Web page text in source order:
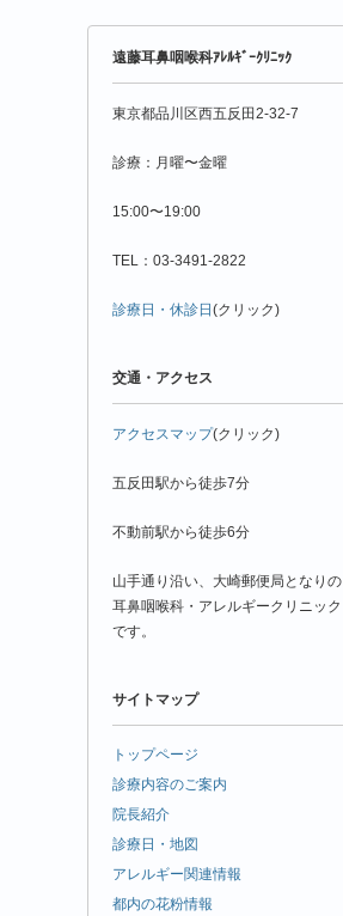
遠藤耳鼻咽喉科ｱﾚﾙｷﾞｰｸﾘﾆｯｸ
東京都品川区西五反田2-32-7
診療：月曜〜金曜
15:00〜19:00
TEL：03-3491-2822
診療日・休診日(クリック)
交通・アクセス
アクセスマップ(クリック)
五反田駅から徒歩7分
不動前駅から徒歩6分
山手通り沿い、大崎郵便局となりの
耳鼻咽喉科・アレルギークリニック
です。
サイトマップ
トップページ
診療内容のご案内
院長紹介
診療日・地図
アレルギー関連情報
都内の花粉情報